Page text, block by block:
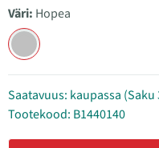
Väri: Hopea
Saatavuus: kaupassa (Saku
Tootekood: B1440140